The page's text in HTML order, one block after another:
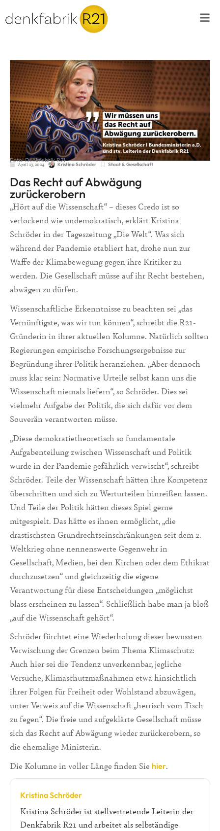
Foto: Denkfabrik R21
April 23, 2024 Kristina Schröder Staat & Gesellschaft
Das Recht auf Abwägung
zurückerobern
„Hört auf die Wissenschaft“ – dieses Credo ist so
verlockend wie undemokratisch, erklärt Kristina
Schröder in der Tageszeitung „Die Welt“. Was sich
während der Pandemie etabliert hat, drohe nun zur
Waffe der Klimabewegung gegen ihre Kritiker zu
werden. Die Gesellschaft müsse auf ihr Recht bestehen,
abwägen zu dürfen.
Wissenschaftliche Erkenntnisse zu beachten sei „das
Vernünftigste, was wir tun können“, schreibt die R21-
Gründerin in ihrer aktuellen Kolumne. Natürlich sollten
Regierungen empirische Forschungsergebnisse zur
Begründung ihrer Politik heranziehen. „Aber dennoch
muss klar sein: Normative Urteile selbst kann uns die
Wissenschaft niemals liefern“, so Schröder. Dies sei
vielmehr Aufgabe der Politik, die sich dafür vor dem
Souverän verantworten müsse.
„Diese demokratietheoretisch so fundamentale
Aufgabenteilung zwischen Wissenschaft und Politik
wurde in der Pandemie gefährlich verwischt“, schreibt
Schröder. Teile der Wissenschaft hätten ihre Kompetenz
überschritten und sich zu Werturteilen hinreißen lassen.
Und Teile der Politik hätten dieses Spiel gerne
mitgespielt. Das hätte es ihnen ermöglicht, „die
drastischsten Grundrechtseinschränkungen seit dem 2.
Weltkrieg ohne nennenswerte Gegenwehr in
Gesellschaft, Medien, bei den Kirchen oder dem Ethikrat
durchzusetzen“ und gleichzeitig die eigene
Verantwortung für diese Entscheidungen „möglichst
blass erscheinen zu lassen“. Schließlich habe man ja bloß
„auf die Wissenschaft gehört“.
Schröder fürchtet eine Wiederholung dieser bewussten
Verwischung der Grenzen beim Thema Klimaschutz:
Auch hier sei die Tendenz unverkennbar, jegliche
Versuche, Klimaschutzmaßnahmen etwa hinsichtlich
ihrer Folgen für Freiheit oder Wohlstand abzuwägen,
unter Verweis auf die Wissenschaft „herrisch vom Tisch
zu fegen“. Die freie und aufgeklärte Gesellschaft müsse
sich das Recht auf Abwägung wieder zurückerobern, so
die ehemalige Ministerin.
Die Kolumne in voller Länge finden Sie hier.
Kristina Schröder
Kristina Schröder ist stellvertretende Leiterin der
Denkfabrik R21 und arbeitet als selbständige